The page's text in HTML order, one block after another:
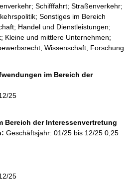
Schifffahrt; Straßenverkehr;
Sonstiges im Bereich
Handel und Dienstleistungen;
Kleine und mittlere Unternehmen;
Wissenschaft, Forschung
im Bereich der
25
Bereich der Interessenvertretung
Geschäftsjahr: 01/25 bis 12/25 0,25
25